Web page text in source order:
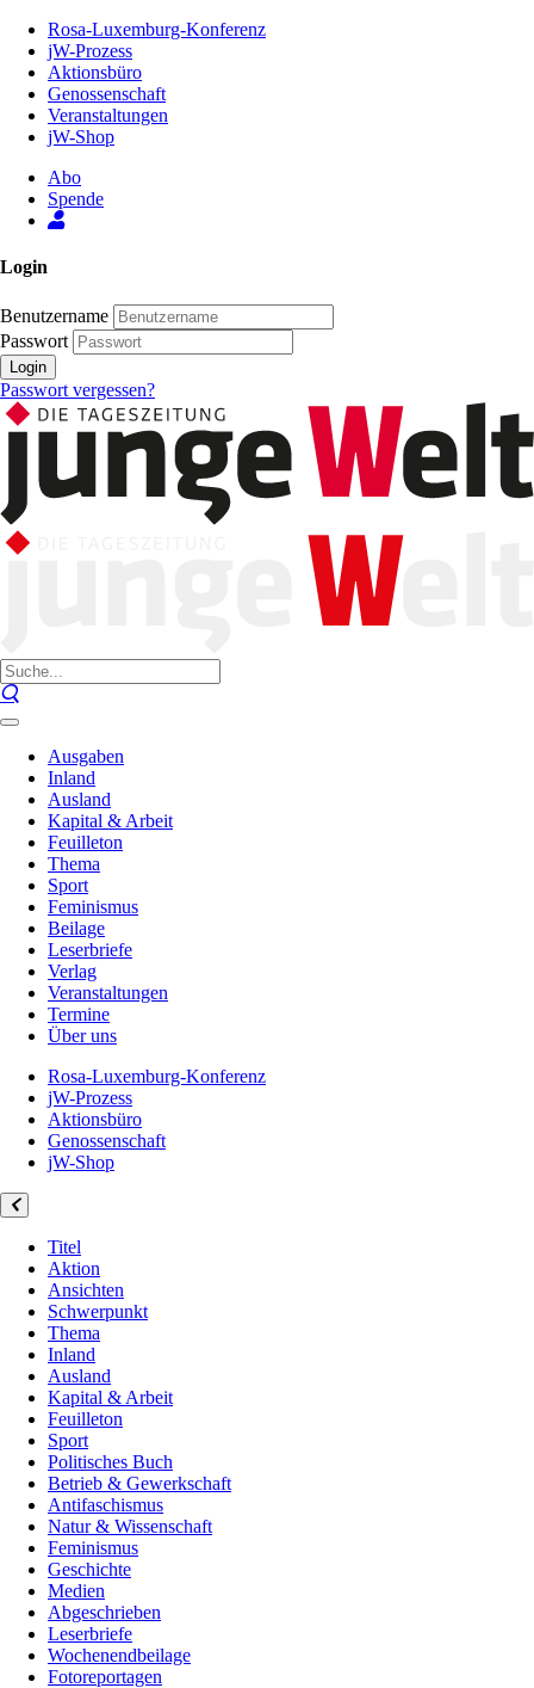
Inhalt
Seite
Rosa-Luxemburg-Konferenz
jW-Prozess
Aktionsbüro
Genossenschaft
Veranstaltungen
jW-Shop
Abo
Spende
Login
Benutzername
Passwort
Login
Passwort vergessen?
Ausgaben
Inland
Ausland
Kapital & Arbeit
Feuilleton
Thema
Sport
Feminismus
Beilage
Leserbriefe
Verlag
Veranstaltungen
Termine
Über uns
Rosa-Luxemburg-Konferenz
jW-Prozess
Aktionsbüro
Genossenschaft
jW-Shop
Titel
Aktion
Ansichten
Schwerpunkt
Thema
Inland
Ausland
Kapital & Arbeit
Feuilleton
Sport
Politisches Buch
Betrieb & Gewerkschaft
Antifaschismus
Natur & Wissenschaft
Feminismus
Geschichte
Medien
Abgeschrieben
Leserbriefe
Wochenendbeilage
Fotoreportagen